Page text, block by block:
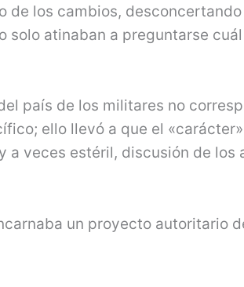
de los cambios,
solo atinaban a preguntarse
país de los militares no
ello llevó a que el
a veces estéril, discusión de
un proyecto autoritario